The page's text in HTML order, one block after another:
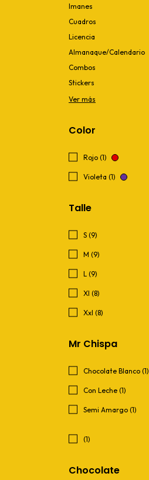
Imanes
Cuadros
Licencia
Almanaque/Calendario
Combos
Stickers
Ver más
Color
Rojo (1)
Violeta (1)
Talle
S (9)
M (9)
L (9)
Xl (8)
Xxl (8)
Mr Chispa
Chocolate Blanco (1)
Con Leche (1)
Semi Amargo (1)
(1)
Chocolate